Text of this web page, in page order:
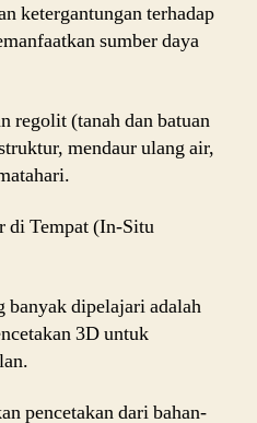
ketergantungan terhadap
sumber daya
regolit (tanah dan batuan
mendaur ulang air,
di Tempat (In-Situ
banyak dipelajari adalah
3D untuk
pencetakan dari bahan-